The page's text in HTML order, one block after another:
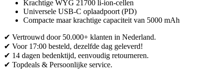
Krachtige WYG 21700 li-ion-cellen
Universele USB-C oplaadpoort (PD)
Compacte maar krachtige capaciteit van 5000 mAh
✔ Vertrouwd door 50.000+ klanten in Nederland.
✔ Voor 17:00 besteld, dezelfde dag geleverd!
✔ 14 dagen bedenktijd, eenvoudig retourneren.
✔ Topdeals & Persoonlijke service.